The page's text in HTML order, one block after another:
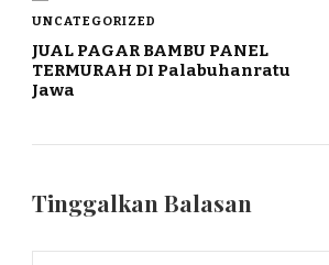
UNCATEGORIZED
JUAL PAGAR BAMBU PANEL
TERMURAH DI Palabuhanratu
Jawa
Tinggalkan Balasan